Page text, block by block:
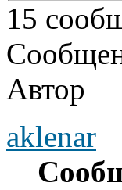
15
Автор
aklenar